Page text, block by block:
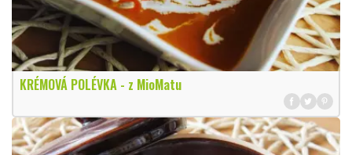
KRÉMOVÁ POLÉVKA - z MioMatu